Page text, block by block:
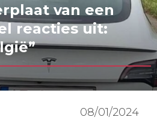
van een
reacties uit:
08/01/2024